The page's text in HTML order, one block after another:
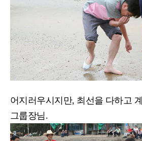
어지러우시지만, 최선을 다하고
그룹장님.